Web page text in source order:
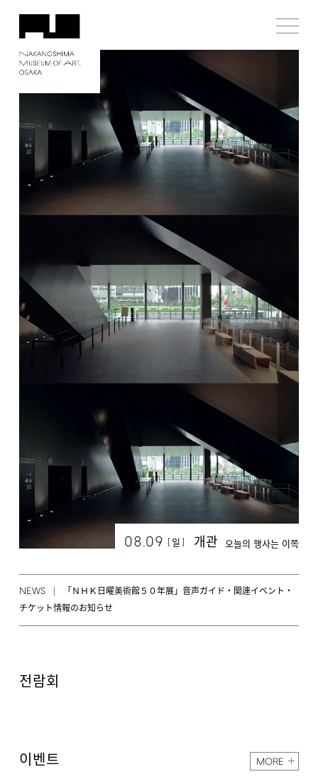
08.09 [ 일 ] 개관 오늘의 행사는 이쪽
NEWS
「ＮＨＫ日曜美術館５０年展」音声ガイド・関連イベント・
チケット情報のお知らせ
전람회
이벤트 MORE